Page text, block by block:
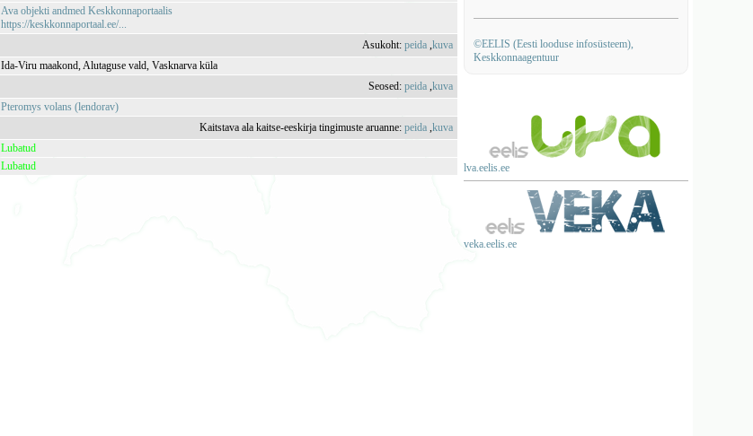
©EELIS (Eesti looduse infosüsteem),
Keskkonnaagentuur
lva.eelis.ee
veka.eelis.ee
Ava objekti andmed Keskkonnaportaalis
https://keskkonnaportaal.ee/...
Asukoht:peida ,kuva
Ida-Viru maakond, Alutaguse vald, Vasknarva küla
Seosed:peida ,kuva
Pteromys volans (lendorav)
Kaitstava ala kaitse-eeskirja tingimuste aruanne:peida ,kuva
Lubatud
Lubatud